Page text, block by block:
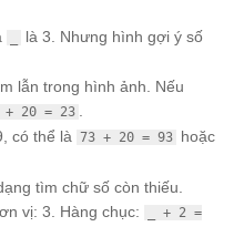
là 3. Nhưng hình gợi ý số
lẫn trong hình ảnh. Nếu
+ 20 = 23 .
có thể là 73 + 20 = 93 hoặc
tìm chữ số còn thiếu.
vị: 3. Hàng chục:
_ + 2 =